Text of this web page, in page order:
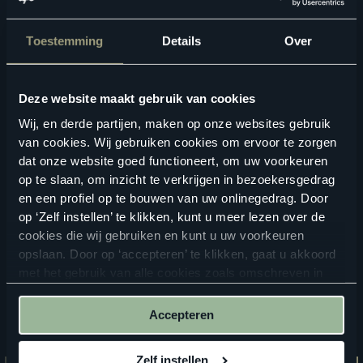
Toestemming Details Over
Deze website maakt gebruik van cookies
Wij, en derde partijen, maken op onze websites gebruik
van cookies. Wij gebruiken cookies om ervoor te zorgen
dat onze website goed functioneert, om uw voorkeuren
op te slaan, om inzicht te verkrijgen in bezoekersgedrag
en een profiel op te bouwen van uw onlinegedrag. Door
op ‘Zelf instellen’ te klikken, kunt u meer lezen over de
cookies die wij gebruiken en kunt u uw voorkeuren
opslaan. Door op ‘accepteren’ te klikken, gaat u akkoord
Accepteren
Zelf instellen
Geschikte vloertoebehoren